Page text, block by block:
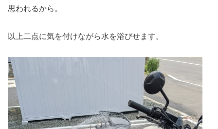
思われるから。
以上二点に気を付けながら水を浴びせます。